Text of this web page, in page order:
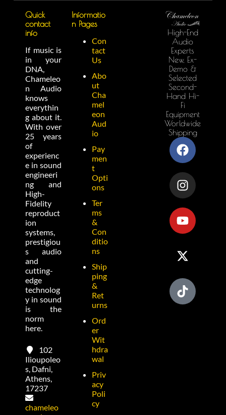
Quick
contact
info
If music is
in your
DNA,
Chameleo
n Audio
knows
everythin
g about it.
With over
25 years
of
experienc
e in sound
engineeri
ng and
High-
Fidelity
reproduct
ion
systems,
prestigiou
s audio
and
cutting-
edge
technolog
y in sound
is the
norm
here.
102
Ilioupoleo
s, Dafni,
Athens,
17237
chameleo
Informatio
n Pages
Con
tact
Us
Abo
ut
Cha
mel
eon
Aud
io
Pay
men
t
Opti
ons
Ter
ms
&
Con
ditio
ns
Ship
ping
&
Ret
urns
Ord
er
Wit
hdra
wal
Priv
acy
Poli
cy
High-End
Audio
Experts
New, Ex-
Demo &
Selected
Second-
Hand Hi-
Fi
Equipment
Worldwide
Shipping